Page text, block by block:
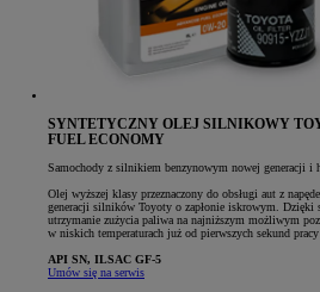
SYNTETYCZNY OLEJ SILNIKOWY
FUEL ECONOMY
Samochody z silnikiem benzynowym nowej generacji i
Olej wyższej klasy przeznaczony do obsługi aut z
generacji silników Toyoty o zapłonie iskrowym. Dzięki
utrzymanie zużycia paliwa na najniższym możliwym
w niskich temperaturach już od pierwszych sekund
API SN, ILSAC GF-5
Umów się na serwis